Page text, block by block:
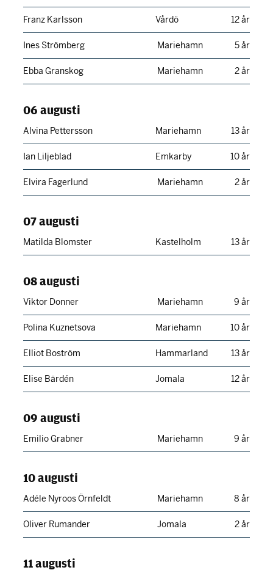
Franz Karlsson Vårdö 12 år
Ines Strömberg Mariehamn 5 år
Ebba Granskog Mariehamn 2 år
06 augusti
Alvina Pettersson Mariehamn 13 år
Ian Liljeblad Emkarby 10 år
Elvira Fagerlund Mariehamn 2 år
07 augusti
Matilda Blomster Kastelholm 13 år
08 augusti
Viktor Donner Mariehamn 9 år
Polina Kuznetsova Mariehamn 10 år
Elliot Boström Hammarland 13 år
Elise Bärdén Jomala 12 år
09 augusti
Emilio Grabner Mariehamn 9 år
10 augusti
Adéle Nyroos Örnfeldt Mariehamn 8 år
Oliver Rumander Jomala 2 år
11 augusti